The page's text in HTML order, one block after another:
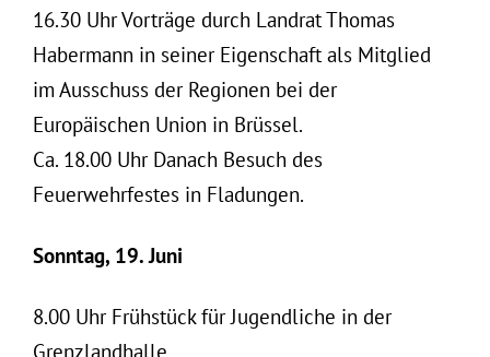
16.30 Uhr Vorträge durch Landrat Thomas
Habermann in seiner Eigenschaft als Mitglied
im Ausschuss der Regionen bei der
Europäischen Union in Brüssel.
Ca. 18.00 Uhr Danach Besuch des
Feuerwehrfestes in Fladungen.
Sonntag, 19. Juni
8.00 Uhr Frühstück für Jugendliche in der